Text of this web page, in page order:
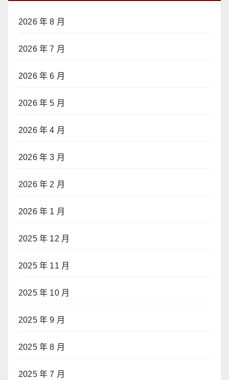
2026 年 8 月
2026 年 7 月
2026 年 6 月
2026 年 5 月
2026 年 4 月
2026 年 3 月
2026 年 2 月
2026 年 1 月
2025 年 12 月
2025 年 11 月
2025 年 10 月
2025 年 9 月
2025 年 8 月
2025 年 7 月